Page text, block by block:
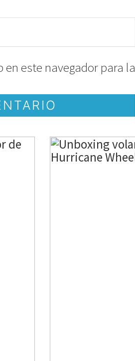
este navegador para la